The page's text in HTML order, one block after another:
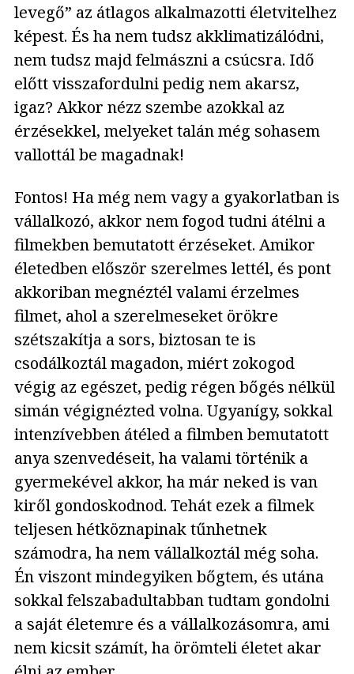
levegő” az átlagos alkalmazotti életvitelhez
képest. És ha nem tudsz akklimatizálódni,
nem tudsz majd felmászni a csúcsra. Idő
előtt visszafordulni pedig nem akarsz,
igaz? Akkor nézz szembe azokkal az
érzésekkel, melyeket talán még sohasem
vallottál be magadnak!
Fontos! Ha még nem vagy a gyakorlatban is
vállalkozó, akkor nem fogod tudni átélni a
filmekben bemutatott érzéseket. Amikor
életedben először szerelmes lettél, és pont
akkoriban megnéztél valami érzelmes
filmet, ahol a szerelmeseket örökre
szétszakítja a sors, biztosan te is
csodálkoztál magadon, miért zokogod
végig az egészet, pedig régen bőgés nélkül
simán végignézted volna. Ugyanígy, sokkal
intenzívebben átéled a filmben bemutatott
anya szenvedéseit, ha valami történik a
gyermekével akkor, ha már neked is van
kiről gondoskodnod. Tehát ezek a filmek
teljesen hétköznapinak tűnhetnek
számodra, ha nem vállalkoztál még soha.
Én viszont mindegyiken bőgtem, és utána
sokkal felszabadultabban tudtam gondolni
a saját életemre és a vállalkozásomra, ami
nem kicsit számít, ha örömteli életet akar